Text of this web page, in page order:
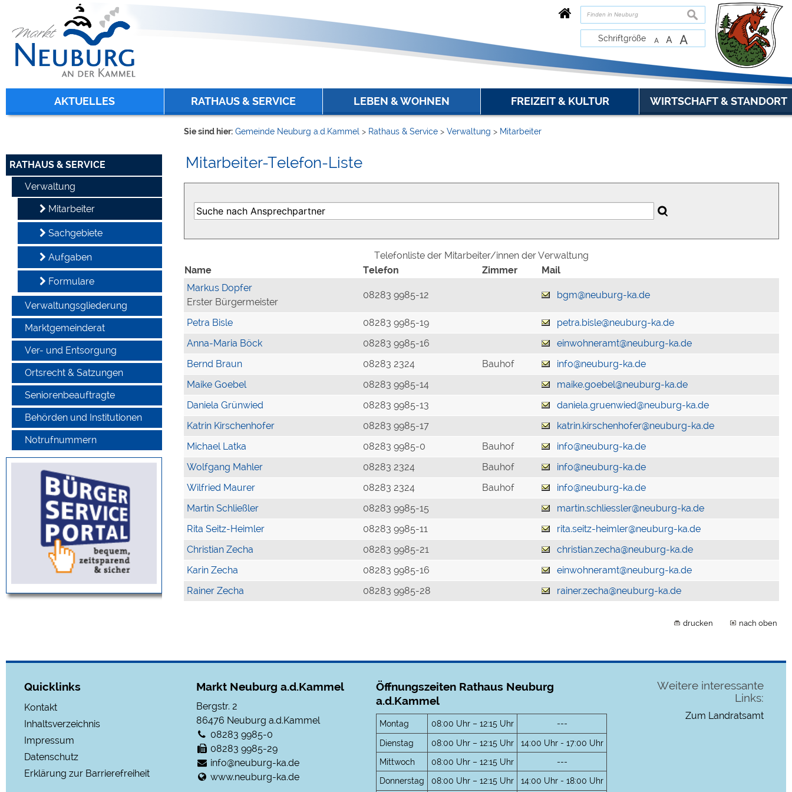
zur Navigation oder zur Startseitespringen.
suchen
Schriftgröße A A A
AKTUELLES RATHAUS & SERVICE LEBEN & WOHNEN FREIZEIT & KULTUR WIRTSCHAFT & STANDORT
RATHAUS & SERVICE
Verwaltung
Mitarbeiter
Sachgebiete
Aufgaben
Formulare
Verwaltungsgliederung
Marktgemeinderat
Ver- und Entsorgung
Ortsrecht & Satzungen
Seniorenbeauftragte
Behörden und Institutionen
Notrufnummern
Sie sind hier: Gemeinde Neuburg a.d.Kammel > Rathaus & Service > Verwaltung > Mitarbeiter
Mitarbeiter-Telefon-Liste
Telefonliste der Mitarbeiter/innen der Verwaltung
Name
Telefon Zimmer
Mail
Markus Dopfer
Erster Bürgermeister
08283 9985-12 bgm@neuburg-ka.de
Petra Bisle 08283 9985-19
petra.bisle@neuburg-ka.de
Anna-Maria Böck
08283 9985-16
einwohneramt@neuburg-ka.de
Bernd Braun
08283 2324 Bauhof
info@neuburg-ka.de
Maike Goebel
08283 9985-14
maike.goebel@neuburg-ka.de
Daniela Grünwied
08283 9985-13
daniela.gruenwied@neuburg-ka.de
Katrin Kirschenhofer
08283 9985-17
katrin.kirschenhofer@neuburg-ka.de
Michael Latka
08283 9985-0 Bauhof
info@neuburg-ka.de
Wolfgang Mahler
08283 2324 Bauhof
info@neuburg-ka.de
Wilfried Maurer
08283 2324 Bauhof
info@neuburg-ka.de
Martin Schließler
08283 9985-15
martin.schliessler@neuburg-ka.de
Rita Seitz-Heimler
08283 9985-11
rita.seitz-heimler@neuburg-ka.de
Christian Zecha
08283 9985-21
christian.zecha@neuburg-ka.de
Karin Zecha
08283 9985-16
einwohneramt@neuburg-ka.de
Rainer Zecha
08283 9985-28 rainer.zecha@neuburg-ka.de
drucken nach oben
Quicklinks
Kontakt
Inhaltsverzeichnis
Impressum
Datenschutz
Erklärung zur Barrierefreiheit
Markt Neuburg a.d.Kammel
Bergstr. 2
86476 Neuburg a.d.Kammel
08283 9985-0
08283 9985-29
info@neuburg-ka.de
www.neuburg-ka.de
Öffnungszeiten Rathaus Neuburg
a.d.Kammel
Montag 08:00 Uhr – 12:15 Uhr
---
Dienstag
08:00 Uhr – 12:15 Uhr
14:00 Uhr - 17:00 Uhr
Mittwoch
08:00 Uhr – 12:15 Uhr
---
Donnerstag
08:00 Uhr – 12:15 Uhr 14:00 Uhr - 18:00 Uhr
Weitere interessante
Links:
Zum Landratsamt